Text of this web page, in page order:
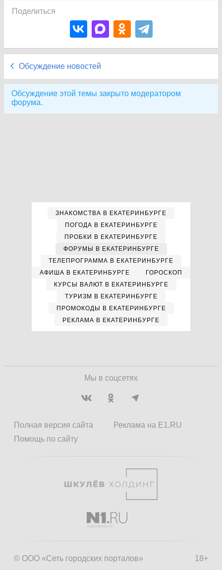
Поделиться
Обсуждение новостей
Обсуждение этой темы закрыто модератором
форума.
ЗНАКОМСТВА В ЕКАТЕРИНБУРГЕ
ПОГОДА В ЕКАТЕРИНБУРГЕ
ПРОБКИ В ЕКАТЕРИНБУРГЕ
ФОРУМЫ В ЕКАТЕРИНБУРГЕ
ТЕЛЕПРОГРАММА В ЕКАТЕРИНБУРГЕ
АФИША В ЕКАТЕРИНБУРГЕ
ГОРОСКОП
КУРСЫ ВАЛЮТ В ЕКАТЕРИНБУРГЕ
ТУРИЗМ В ЕКАТЕРИНБУРГЕ
ПРОМОКОДЫ В ЕКАТЕРИНБУРГЕ
РЕКЛАМА В ЕКАТЕРИНБУРГЕ
Мы в соцсетях
Полная версия сайта
Помощь по сайту
Реклама на E1.RU
18+
© ООО «Сеть городских порталов»